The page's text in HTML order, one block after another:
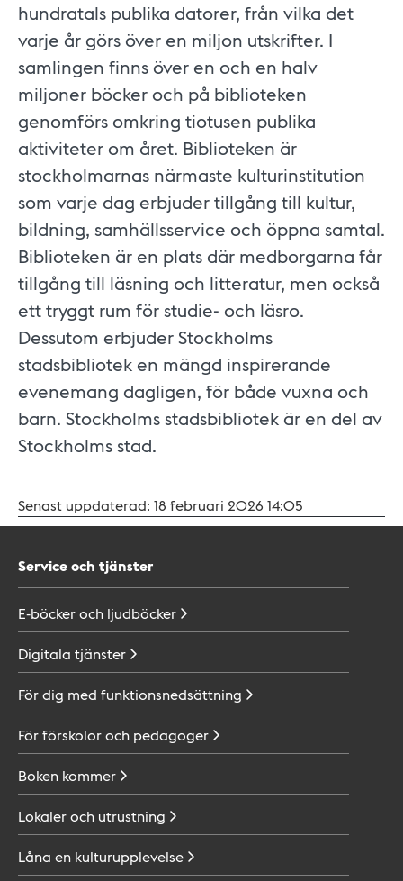
hundratals publika datorer, från vilka det
varje år görs över en miljon utskrifter. I
samlingen finns över en och en halv
miljoner böcker och på biblioteken
genomförs omkring tiotusen publika
aktiviteter om året. Biblioteken är
stockholmarnas närmaste kulturinstitution
som varje dag erbjuder tillgång till kultur,
bildning, samhällsservice och öppna samtal.
Biblioteken är en plats där medborgarna får
tillgång till läsning och litteratur, men också
ett tryggt rum för studie- och läsro.
Dessutom erbjuder Stockholms
stadsbibliotek en mängd inspirerande
evenemang dagligen, för både vuxna och
barn. Stockholms stadsbibliotek är en del av
Stockholms stad.
Senast uppdaterad: 18 februari 2026 14:05
Service och tjänster
E-böcker och ljudböcker
Digitala tjänster
För dig med funktionsnedsättning
För förskolor och pedagoger
Boken kommer
Lokaler och utrustning
Låna en kulturupplevelse